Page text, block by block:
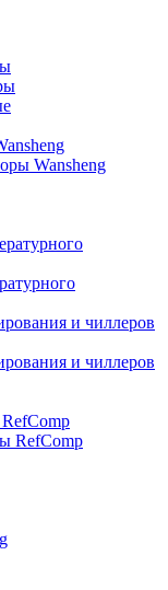
Wansheng
и чиллеров
и чиллеров
RefComp